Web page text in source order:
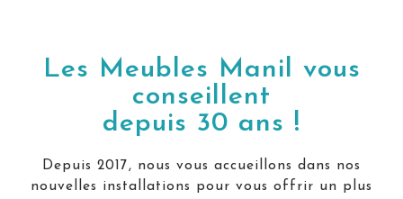
Les Meubles Manil vous
conseillent
depuis 30 ans !
Depuis 2017, nous vous accueillons dans nos
nouvelles installations pour vous offrir un plus